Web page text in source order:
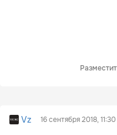
Vz 16 сентября 2018, 11:30